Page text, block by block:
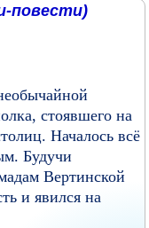
повести)
стоявшего на
Началось всё
Будучи
Вертинской
и явился на